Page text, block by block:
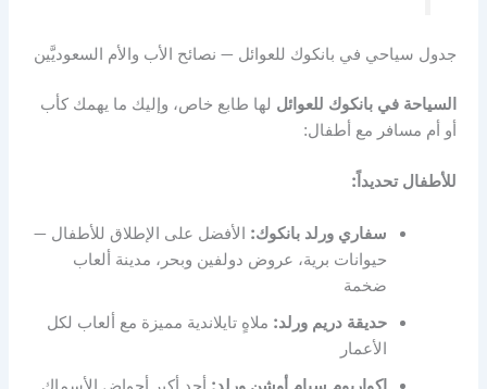
جدول سياحي في بانكوك للعوائل — نصائح الأب والأم السعوديَّين
السياحة في بانكوك للعوائل لها طابع خاص، وإليك ما يهمك كأب
أو أم مسافر مع أطفال:
للأطفال تحديداً:
سفاري ورلد بانكوك: الأفضل على الإطلاق للأطفال —
حيوانات برية، عروض دولفين وبحر، مدينة ألعاب
ضخمة
حديقة دريم ورلد: ملاهٍ تايلاندية مميزة مع ألعاب لكل
الأعمار